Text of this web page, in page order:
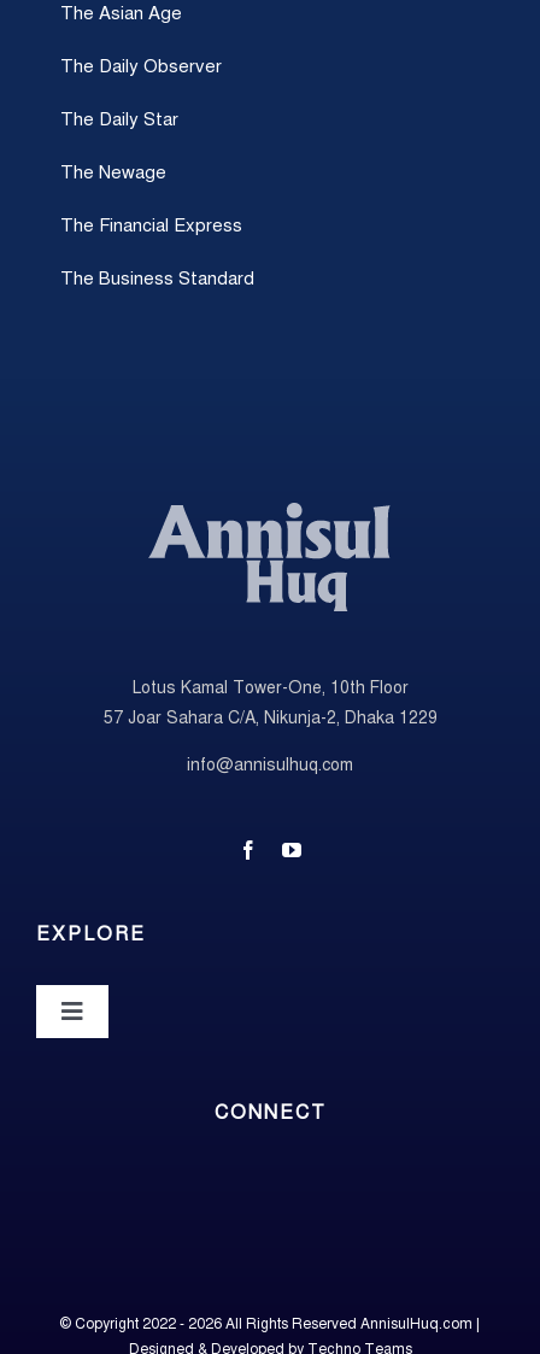
The Asian Age
The Daily Observer
The Daily Star
The Newage
The Financial Express
The Business Standard
EXPLORE
Toggle
Contact
Lotus Kamal Tower-One, 10th Floor
57 Joar Sahara C/A, Nikunja-2, Dhaka 1229
info@annisulhuq.com
CONNECT
© Copyright 2022 - 2026 All Rights Reserved AnnisulHuq.com |
Designed & Developed by Techno Teams